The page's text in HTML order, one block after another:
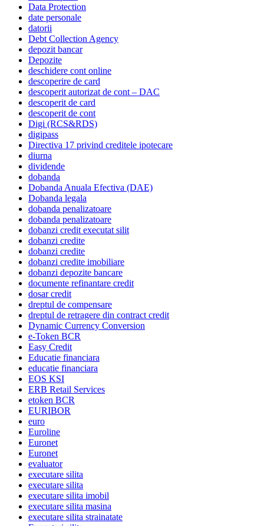
Data Protection
date personale
datorii
Debt Collection Agency
depozit bancar
Depozite
deschidere cont online
descoperire de card
descoperit autorizat de cont – DAC
descoperit de card
descoperit de cont
Digi (RCS&RDS)
digipass
Directiva 17 privind creditele ipotecare
diurna
dividende
dobanda
Dobanda Anuala Efectiva (DAE)
Dobanda legala
dobanda penalizatoare
dobanda penalizatoare
dobanzi credit executat silit
dobanzi credite
dobanzi credite
dobanzi credite imobiliare
dobanzi depozite bancare
documente refinantare credit
dosar credit
dreptul de compensare
dreptul de retragere din contract credit
Dynamic Currency Conversion
e-Token BCR
Easy Credit
Educatie financiara
educatie financiara
EOS KSI
ERB Retail Services
etoken BCR
EURIBOR
euro
Euroline
Euronet
Euronet
evaluator
executare silita
executare silita
executare silita imobil
executare silita masina
executare silita strainatate